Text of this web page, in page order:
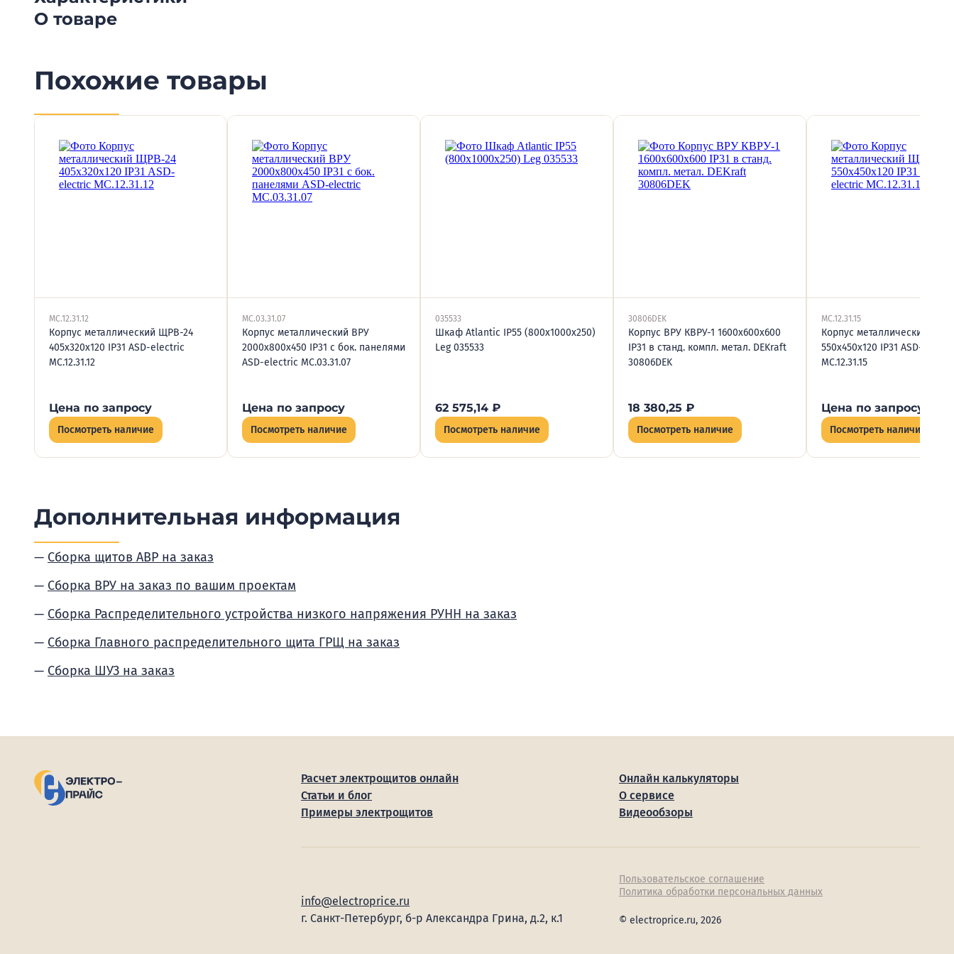
О товаре
Похожие товары
МС.12.31.12
Корпус металлический ЩРВ-24
405х320х120 IP31 ASD-electric
МС.12.31.12
Цена по запросу
Посмотреть наличие
МС.03.31.07
Корпус металлический ВРУ
2000х800х450 IP31 с бок. панелями
ASD-electric МС.03.31.07
Цена по запросу
Посмотреть наличие
035533
Шкаф Atlantic IP55 (800х1000х250)
Leg 035533
62 575,14 ₽
Посмотреть наличие
30806DEK
Корпус ВРУ КВРУ-1 1600х600х600
IP31 в станд. компл. метал. DEKraft
30806DEK
18 380,25 ₽
Посмотреть наличие
МС.12.31.15
Корпус металлический
550х450х120 IP31 ASD-
МС.12.31.15
Цена по запросу
Посмотреть наличие
Дополнительная информация
Сборка щитов АВР на заказ
Сборка ВРУ на заказ по вашим проектам
Сборка Распределительного устройства низкого напряжения РУНН на заказ
Сборка Главного распределительного щита ГРЩ на заказ
Сборка ШУЗ на заказ
Расчет электрощитов онлайн
Онлайн калькуляторы
Статьи и блог
О сервисе
Примеры электрощитов
Видеообзоры
info@electroprice.ru
г. Санкт-Петербург, б-р Александра Грина, д.2, к.1
Пользовательское соглашение
Политика обработки персональных данных
© electroprice.ru, 2026